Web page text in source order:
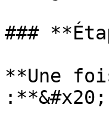
###
**Une
:**&#x20;